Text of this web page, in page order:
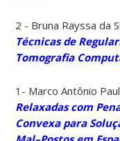
2 - Bruna Rayssa da
Técnicas de
Tomografia
1- Marco Antônio
Relaxadas com
Convexa para